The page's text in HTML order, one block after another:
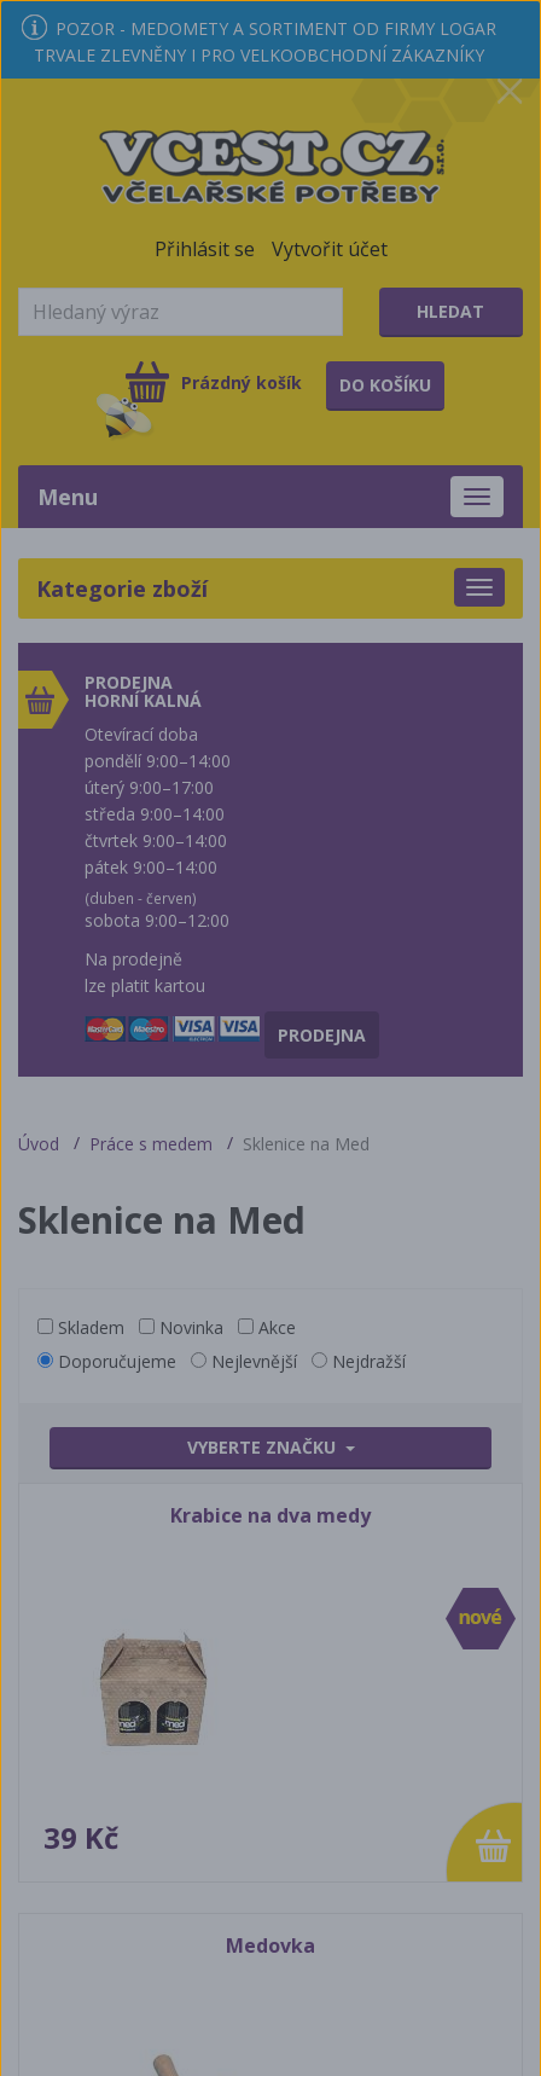
POZOR - MEDOMETY A SORTIMENT OD FIRMY LOGAR
TRVALE ZLEVNĚNY I PRO VELKOOBCHODNÍ ZÁKAZNÍKY
Přihlásit se Vytvořit účet
HLEDAT
Prázdný košík DO KOŠÍKU
Toggle
Menu
Toggle
Kategorie zboží
PRODEJNA
HORNÍ KALNÁ
Otevírací doba
pondělí 9:00–14:00
úterý 9:00–17:00
středa 9:00–14:00
čtvrtek 9:00–14:00
pátek 9:00–14:00
(duben - červen)
sobota 9:00–12:00
Na prodejně
lze platit kartou
PRODEJNA
Úvod Práce s medem Sklenice na Med
Sklenice na Med
Skladem Novinka
Akce
Doporučujeme
Nejlevnější Nejdražší
VYBERTE ZNAČKU
Krabice na dva medy
39 Kč
Medovka